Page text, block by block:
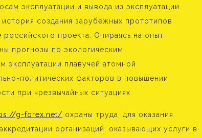
эксплуатации и вывода из эксплуатации
создания зарубежных прототипов
проекта. Опираясь на опыт
прогнозы по экологическим,
эксплуатации плавучей атомной
политических факторов в повышении
при чрезвычайных ситуациях.
g-forex.net/ охраны труда, для оказания
организаций, оказывающих услуги в